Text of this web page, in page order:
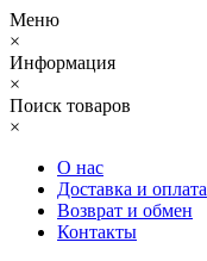
Меню
×
Информация
×
Поиск товаров
×
О нас
Доставка и оплата
Возврат и обмен
Контакты